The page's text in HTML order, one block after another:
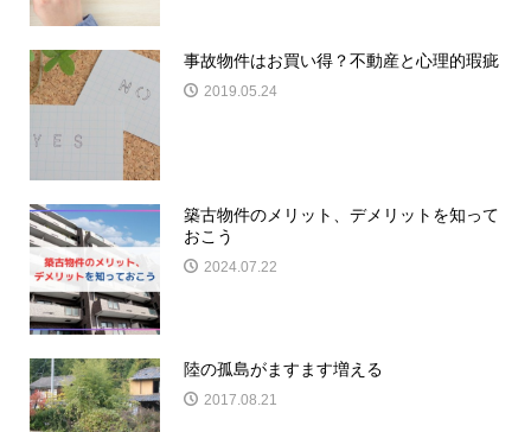
事故物件はお買い得？不動産と心理的瑕疵
2019.05.24
築古物件のメリット、デメリットを知って
おこう
2024.07.22
陸の孤島がますます増える
2017.08.21